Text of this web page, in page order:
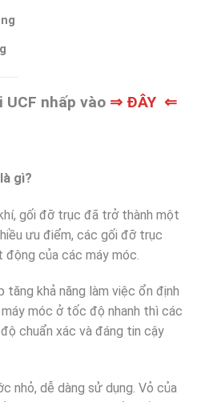
nhấp vào ⇒ ĐÂY ⇐
gì?
gối đỡ trục đã trở thành một
ưu điểm, các gối đỡ trục
của các máy móc.
khả năng làm việc ổn định
máy móc ở tốc độ nhanh thì các
chuẩn xác và đáng tin cậy
nhỏ, dễ dàng sử dụng. Vỏ của